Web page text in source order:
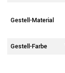
Gestell-Material
Gestell-Farbe